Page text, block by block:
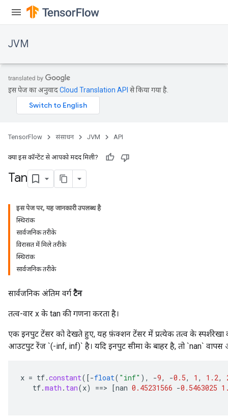
JVM
इस पेज का अनुवादCloud Translation API से किया गया है.
TensorFlow संसाधन JVM API
क्या इस कॉन्टेंट से आपको मदद मिली?
Tan
इस पेज पर, यह जानकारी उपलब्ध है
स्थिरांक
सार्वजनिक तरीके
विरासत में मिले तरीके
स्थिरांक
सार्वजनिक तरीके
सार्वजनिक अंतिम वर्ग टैन
तत्व-वार x के tan की गणना करता है।
एक इनपुट टेंसर को देखते हुए, यह फ़ंक्शन टेंसर में प्रत्येक तत्व के
आउटपुट रेंज `(-inf, inf)` है। यदि इनपुट सीमा के बाहर है, तो `nan` वापस
x = tf.constant( [-float( "inf" ), -9, -0.5, 1 , 1.2,
tf.math . tan(x) ==> [nan 0.45231566 -0.5463025